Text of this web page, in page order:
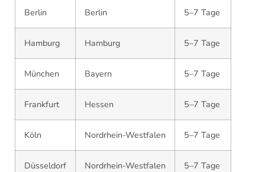
Berlin Berlin 5–7 Tage
Hamburg Hamburg 5–7 Tage
München Bayern 5–7 Tage
Frankfurt Hessen 5–7 Tage
Köln Nordrhein-Westfalen 5–7 Tage
Düsseldorf Nordrhein-Westfalen 5–7 Tage